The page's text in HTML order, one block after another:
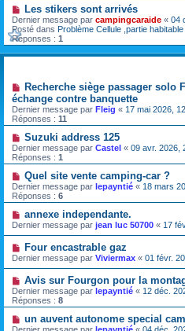
Les stikers sont arrivés
Dernier message par campingcaraide « 04
Posté dans Problème Cellule ,partie habitable
Réponses : 1
Recherche siège passager solo
échange contre banquette
Dernier message par Fleig « 17 mai 2026,
Réponses : 11
Suzuki address 125
Dernier message par Castel « 09 avr. 2026,
Réponses : 1
Quel site vente camping-car ?
Dernier message par lepayntié « 18 mars
Réponses : 6
annexe independante.
Dernier message par jean luc 50700 « 17
Four encastrable gaz
Dernier message par Viviermax « 01 févr.
Avis sur Fourgon pour la
Dernier message par lepayntié « 12 déc.
Réponses : 8
un auvent autonome special